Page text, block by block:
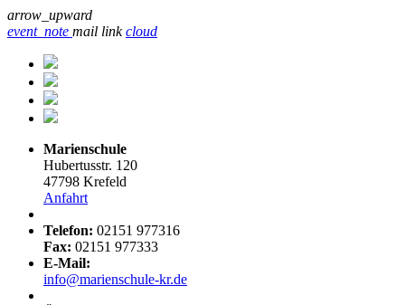
arrow_upward
event_note mail link cloud
Marienschule
Hubertusstr. 120
47798 Krefeld
Anfahrt
Telefon: 02151 977316
Fax: 02151 977333
E-Mail:
info@marienschule-kr.de